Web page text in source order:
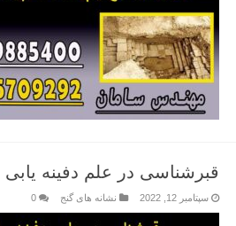
قبرشناسی در علم دفینه یابی
سپتامبر 12, 2022 نشانه های گنج 0